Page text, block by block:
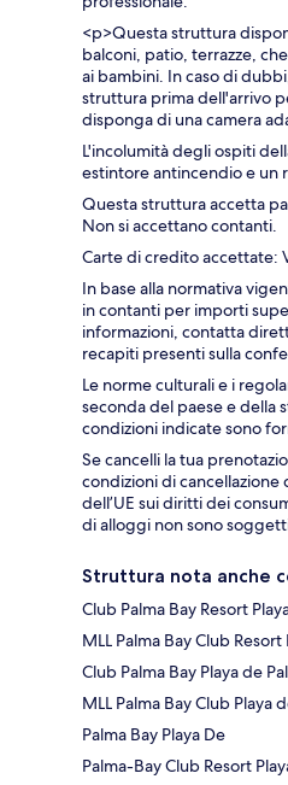
<p>Questa struttura
balconi, patio, terrazze,
ai bambini. In caso di
struttura prima dell'arrivo
disponga di una camera
L'incolumità degli ospiti
estintore antincendio e un
Questa struttura accetta
Non si accettano contanti.
Carte di credito accettate:
In base alla normativa
in contanti per importi
informazioni, contatta
recapiti presenti sulla
Le norme culturali e i
seconda del paese e della
condizioni indicate sono
Se cancelli la tua
condizioni di cancellazione
dell’UE sui diritti dei
di alloggi non sono
Struttura nota anche
Club Palma Bay Resort
MLL Palma Bay Club Resort
Club Palma Bay Playa de
MLL Palma Bay Club Playa
Palma Bay Playa De
Palma-Bay Club Resort